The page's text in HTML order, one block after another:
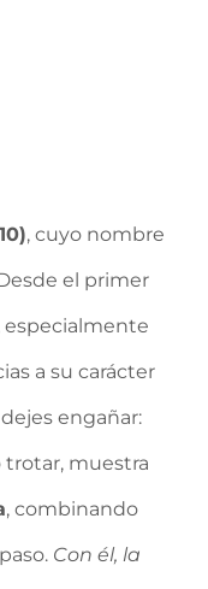
, cuyo nombre
el primer
especialmente
a su carácter
engañar:
trotar, muestra
, combinando
Con él, la